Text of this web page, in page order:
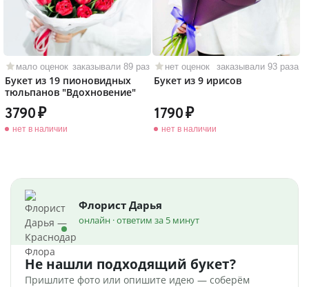
мало оценок заказывали 89 раз
Букет из 19 пионовидных
тюльпанов "Вдохновение"
3790
нет в наличии
нет оценок заказывали 93 раза
Букет из 9 ирисов
1790
нет в наличии
Флорист Дарья
онлайн · ответим за 5 минут
Не нашли подходящий букет?
Пришлите фото или опишите идею — соберём